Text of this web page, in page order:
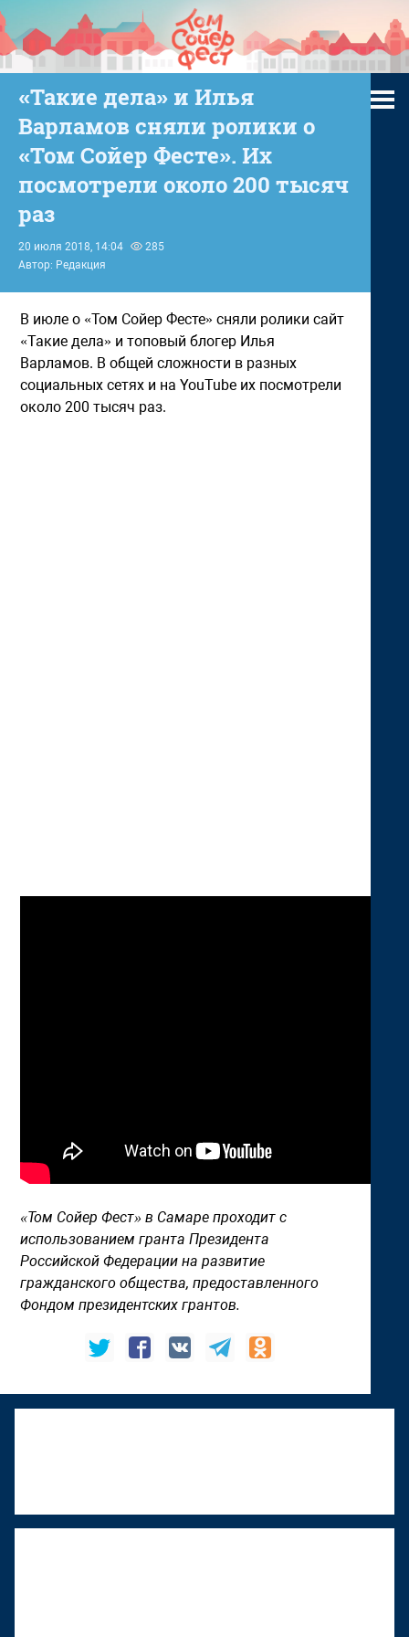
«Такие дела» и Илья
Варламов сняли ролики о
«Том Сойер Фесте». Их
посмотрели около 200 тысяч
раз
20 июля 2018, 14:04
285
Автор: Редакция
В июле о «Том Сойер Фесте» сняли ролики сайт
«Такие дела» и топовый блогер Илья
Варламов. В общей сложности в разных
социальных сетях и на YouTube их посмотрели
около 200 тысяч раз.
«Том Сойер Фест» в Самаре проходит с
использованием гранта Президента
Российской Федерации на развитие
гражданского общества, предоставленного
Фондом президентских грантов.